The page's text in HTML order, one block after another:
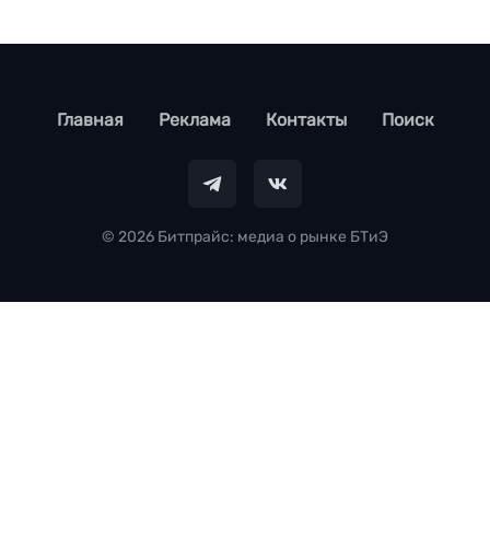
footer
Главная Реклама Контакты Поиск
© 2026 Битпрайс: медиа о рынке БТиЭ